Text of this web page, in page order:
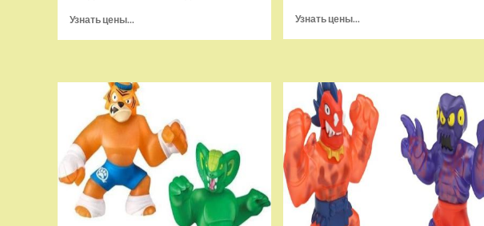
Узнать цены...
Thrustmaster
TCA
Quadrant
Add-
on
Airbus
Edition
ww
Узнать цены...
Hamy
5
(505-
в-1)
HDMI
GTA